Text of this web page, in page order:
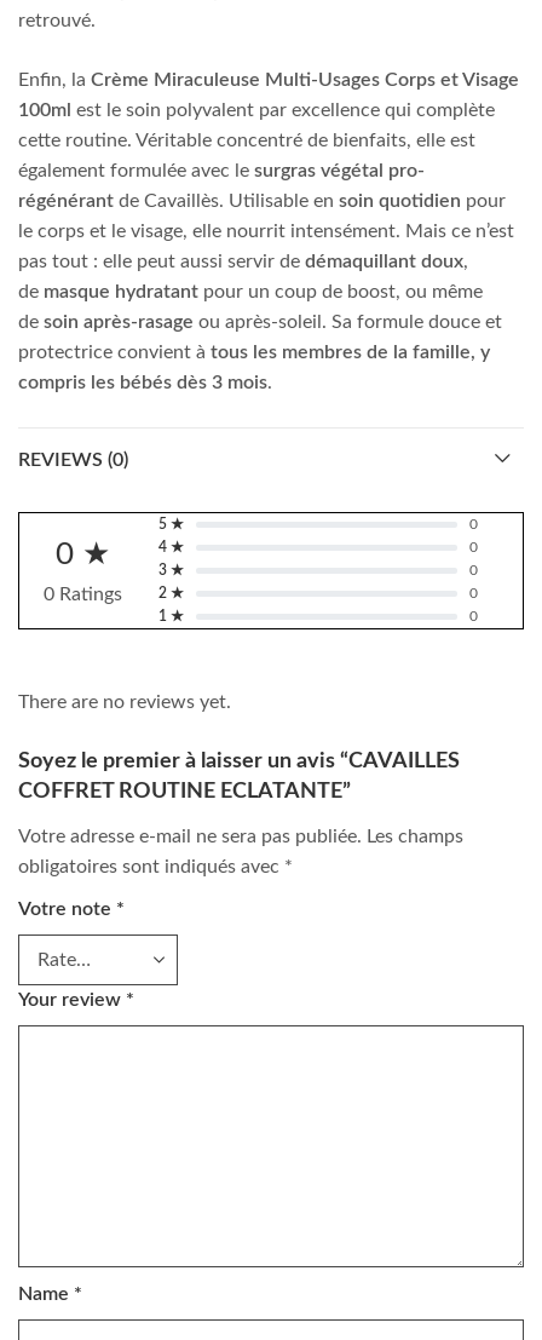
retrouvé.
Enfin, la Crème Miraculeuse Multi-Usages Corps et Visage
100ml est le soin polyvalent par excellence qui complète
cette routine. Véritable concentré de bienfaits, elle est
également formulée avec le surgras végétal pro-
régénérant de Cavaillès. Utilisable en soin quotidien pour
le corps et le visage, elle nourrit intensément. Mais ce n’est
pas tout : elle peut aussi servir de démaquillant doux,
de masque hydratant pour un coup de boost, ou même
de soin après-rasage ou après-soleil. Sa formule douce et
protectrice convient à tous les membres de la famille, y
compris les bébés dès 3 mois.
REVIEWS (0)
0 ★
0 Ratings
5 ★
0
4 ★
0
3 ★
0
2 ★
0
1 ★
0
There are no reviews yet.
Soyez le premier à laisser un avis “CAVAILLES
COFFRET ROUTINE ECLATANTE”
Votre adresse e-mail ne sera pas publiée. Les champs
obligatoires sont indiqués avec *
Votre note *
Your review *
Name *